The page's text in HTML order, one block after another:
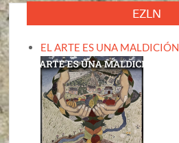
EZLN
EL ARTE ES UNA MALDICIÓN